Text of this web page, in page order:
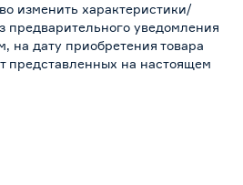
изменить характеристики/
предварительного уведомления
на дату приобретения товара
представленных на настоящем